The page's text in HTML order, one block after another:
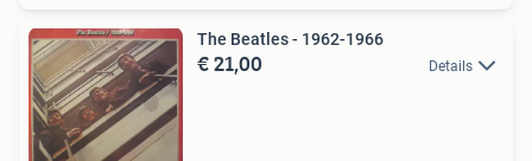
The Beatles - 1962-1966
€ 21,00 Details